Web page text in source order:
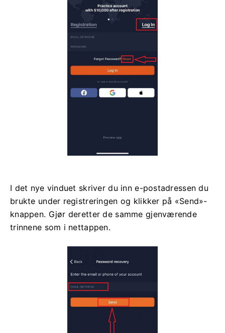
I det nye vinduet skriver du inn e-postadressen du
brukte under registreringen og klikker på «Send»-
knappen. Gjør deretter de samme gjenværende
trinnene som i nettappen.